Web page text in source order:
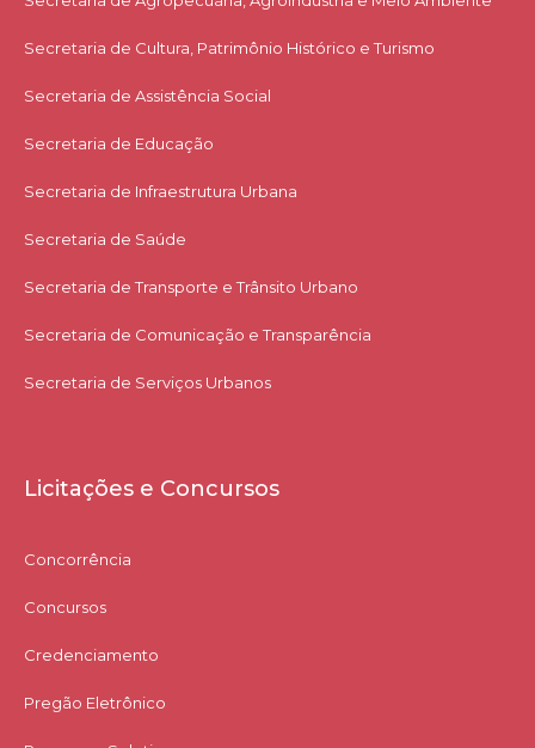
Secretaria de Cultura, Patrimônio Histórico e Turismo
Secretaria de Assistência Social
Secretaria de Educação
Secretaria de Infraestrutura Urbana
Secretaria de Saúde
Secretaria de Transporte e Trânsito Urbano
Secretaria de Comunicação e Transparência
Secretaria de Serviços Urbanos
Licitações e Concursos
Concorrência
Concursos
Credenciamento
Pregão Eletrônico